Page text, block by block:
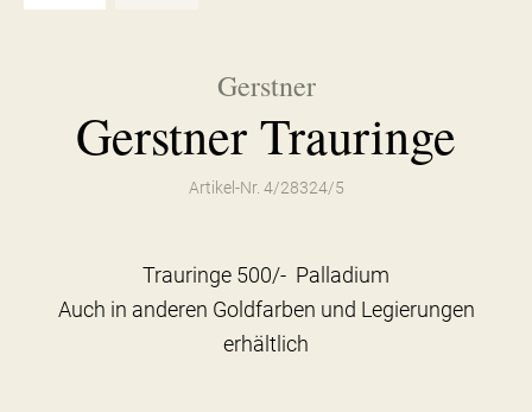
Gerstner
Gerstner Trauringe
Artikel-Nr. 4/28324/5
Trauringe 500/- Palladium
Auch in anderen Goldfarben und Legierungen
erhältlich